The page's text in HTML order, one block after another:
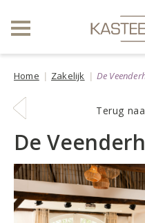
Home Zakelijk De
vorige
locatie
Terug
De